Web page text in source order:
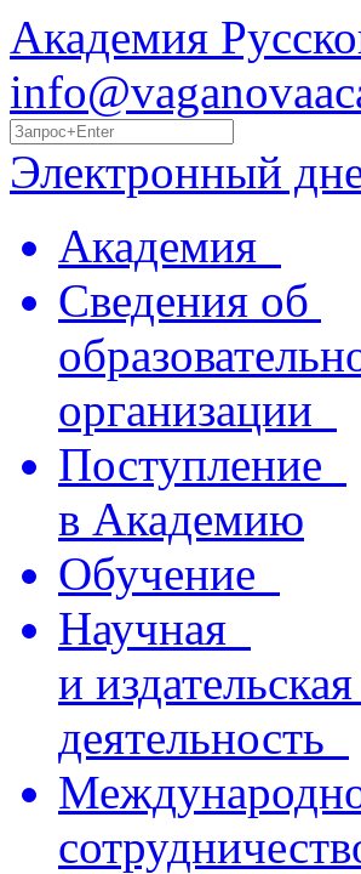
Академия
Электронный
Академия
Сведения об
организации
Поступление
в Академию
Обучение
Научная
и издательская
деятельность